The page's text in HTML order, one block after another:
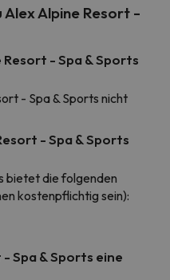
Alpine Resort -
- Spa & Sports
- Spa & Sports nicht
- Spa & Sports
bietet die folgenden
kostenpflichtig sein):
Spa & Sports eine